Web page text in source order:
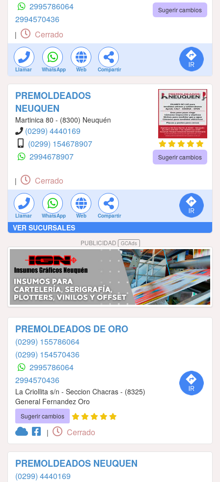
2995786064
2994570436
Sugerir cambios
| Cerrado
Llamar WhatsApp Web Compartir
PREMOLDEADOS
NEUQUEN
Martinica 80 - (8300) Neuquén
(0299) 4440169
(0299) 154678907
2994678907
Sugerir cambios
| Cerrado
Llamar WhatsApp Web Compartir
VER SUCURSALES
PUBLICIDAD GCAds
PREMOLDEADOS DE ORO
(0299) 155786064
(0299) 154570436
2995786064
2994570436
La Criollita s/n - Seccion Chacras - (8325)
General Fernandez Oro
Sugerir cambios
| Cerrado
PREMOLDEADOS NEUQUEN
(0299) 4440169